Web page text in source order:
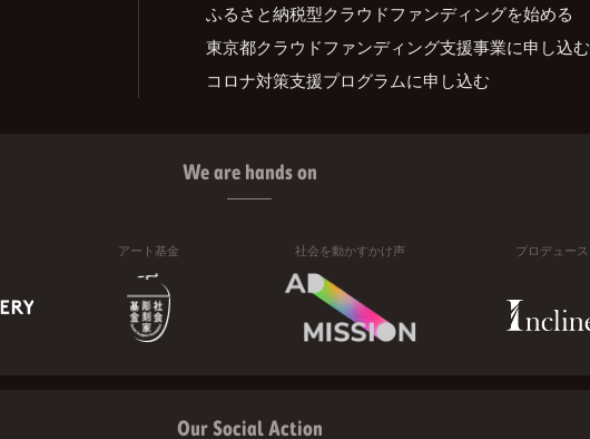
ふるさと納税型クラウドファンディングを始める
東京都クラウドファンディング支援事業に申し込む
コロナ対策支援プログラムに申し込む
We are hands on
アート基金 社会を動かすかけ声 プロデュース
Our Social Action